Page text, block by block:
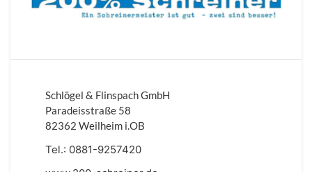
Schlögel & Flinspach GmbH
Paradeisstraße 58
82362 Weilheim i.OB
Tel.: 0881-9257420